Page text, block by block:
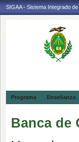
SIGAA - Sistema Integrado
Programa
Enseñanza
Banca de